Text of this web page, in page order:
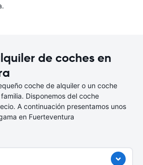
de coches en
coche de alquiler o un coche
Disponemos del coche
A continuación presentamos unos
en Fuerteventura